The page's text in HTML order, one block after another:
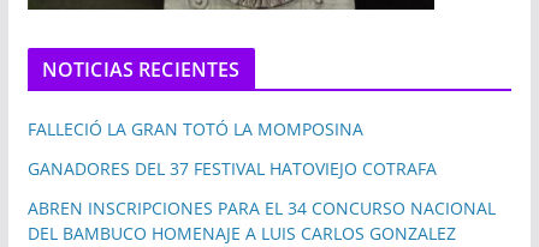
NOTICIAS RECIENTES
FALLECIÓ LA GRAN TOTÓ LA MOMPOSINA
GANADORES DEL 37 FESTIVAL HATOVIEJO COTRAFA
ABREN INSCRIPCIONES PARA EL 34 CONCURSO NACIONAL
DEL BAMBUCO HOMENAJE A LUIS CARLOS GONZALEZ